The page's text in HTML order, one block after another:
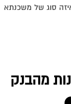
סוג של משכנתא
מהבנק